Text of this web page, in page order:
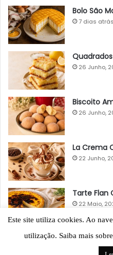
Bolo São
7 dias atrás
26 Junho,
Biscoito
26 Junho,
La Crema
22 Junho,
Tarte Flan
22 Maio,
Este site utiliza cookies. Ao
utilização. Saiba mais